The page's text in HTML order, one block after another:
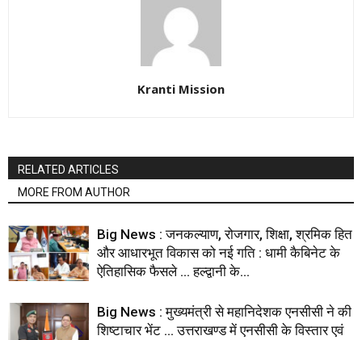
Kranti Mission
RELATED ARTICLES
MORE FROM AUTHOR
Big News : जनकल्याण, रोजगार, शिक्षा, श्रमिक हित
और आधारभूत विकास को नई गति : धामी कैबिनेट के
ऐतिहासिक फैसले … हल्द्वानी के...
Big News : मुख्यमंत्री से महानिदेशक एनसीसी ने की
शिष्टाचार भेंट … उत्तराखण्ड में एनसीसी के विस्तार एवं